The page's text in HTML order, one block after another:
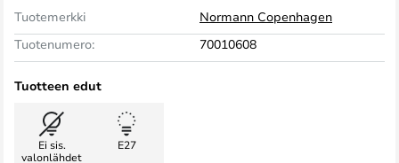
Tuotemerkki
Normann Copenhagen
Tuotenumero:
70010608
Tuotteen edut
Ei sis.
valonlähdet
E27